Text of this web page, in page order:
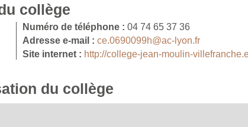
collège
Numéro de téléphone : 04 74 65 37 36
Adresse e-mail : ce.0690099h@ac-lyon.fr
Site internet : http://college-jean-moulin-
du collège